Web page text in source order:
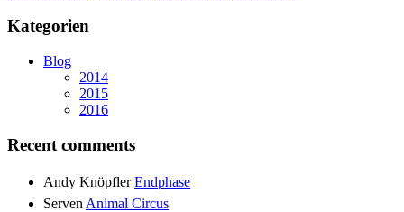
Kategorien
Blog
2014
2015
2016
Recent comments
Andy KnöpflerEndphase
Serven Animal Circus